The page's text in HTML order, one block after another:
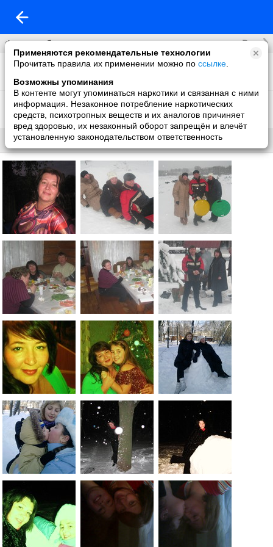
Применяются рекомендательные технологии
Прочитать правила их применении можно по ссылке
Возможны упоминания
В контенте могут упоминаться наркотики и связанная с ними
информация. Незаконное потребление наркотических
средств, психотропных веществ и их аналогов причиняет
вред здоровью, их незаконный оборот запрещён и влечёт
установленную законодательством ответственность
Фотоальбомы Все
Фото со мной
Фон на обложку
1 фото
Без названия